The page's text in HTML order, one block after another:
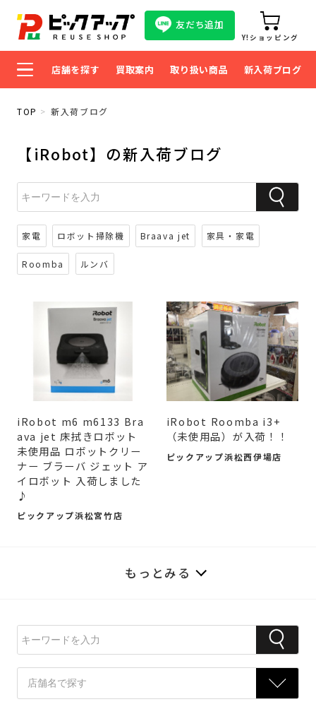
友だち追加
Y!ショッピング
店舗を探す 買取案内 取り扱い商品 新入荷ブログ
TOP 新入荷ブログ
【iRobot】の新入荷ブログ
家電 ロボット掃除機 Braava jet 家具・家電
Roomba ルンバ
iRobot m6 m6133 Bra
ava jet 床拭きロボット
未使用品 ロボットクリー
ナー ブラーバ ジェット ア
イロボット 入荷しました
♪
ピックアップ浜松宮竹店
iRobot Roomba i3+
（未使用品）が入荷！！
ピックアップ浜松西伊場店
もっとみる